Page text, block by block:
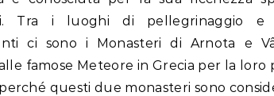
Tra i luoghi di pellegrinaggio e
ci sono i Monasteri di Arnota e
famose Meteore in Grecia per la loro
perché questi due monasteri sono